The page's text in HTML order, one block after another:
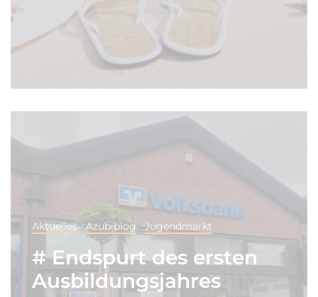
Aktuelles Azubiblog Jugendmarkt
# Endspurt des ersten
Ausbildungsjahres